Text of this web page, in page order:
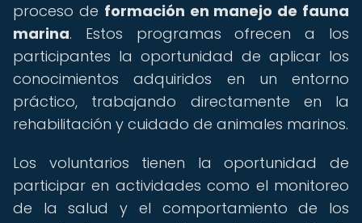
proceso de formación en manejo de fauna
marina. Estos programas ofrecen a los
participantes la oportunidad de aplicar los
conocimientos adquiridos en un entorno
práctico, trabajando directamente en la
rehabilitación y cuidado de animales marinos.
Los voluntarios tienen la oportunidad de
participar en actividades como el monitoreo
de la salud y el comportamiento de los